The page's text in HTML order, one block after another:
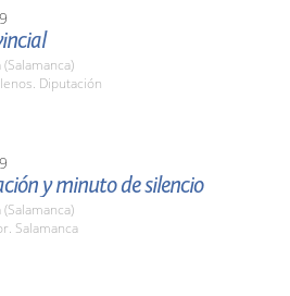
Diputación
y minuto de silencio
Salamanca